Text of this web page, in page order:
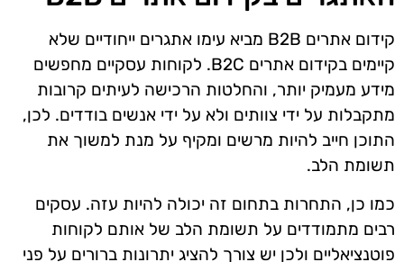
קידום אתרים B2B מביא עימו אתגרים ייחודיים שלא
קיימים בקידום אתרים B2C. לקוחות עסקיים מחפשים
מידע מעמיק יותר, והחלטות הרכישה לעיתים קרובות
מתקבלות על ידי צוותים ולא על ידי אנשים בודדים. לכן,
התוכן חייב להיות מרשים ומקיף על מנת למשוך את
תשומת הלב.
כמו כן, התחרות בתחום זה יכולה להיות עזה. עסקים
רבים מתמודדים על תשומת הלב של אותם לקוחות
פוטנציאליים ולכן יש צורך להציג יתרונות ברורים על פני